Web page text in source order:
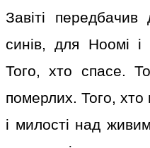
Завіті
синів, для Ноомі і
Того, хто спасе.
померлих. Того, хто
і милості над